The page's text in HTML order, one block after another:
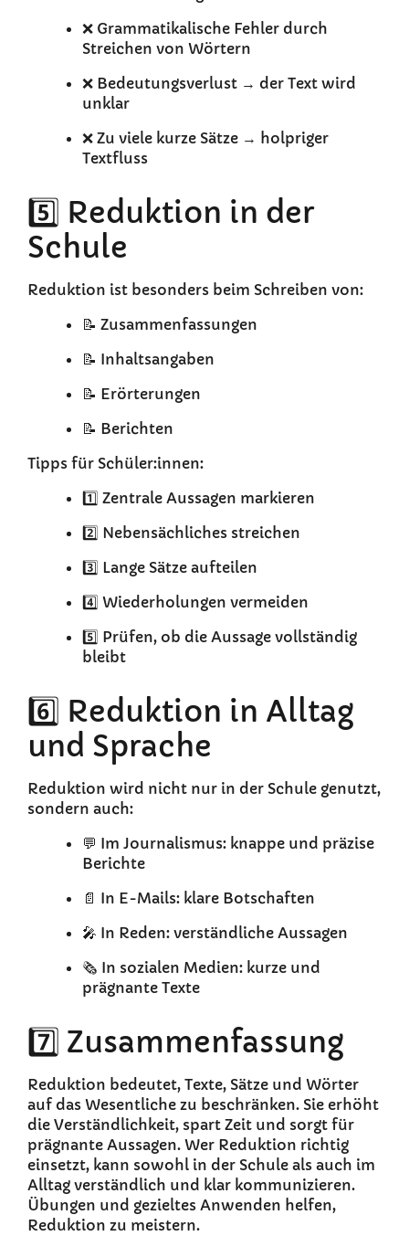
❌ Grammatikalische Fehler durch
Streichen von Wörtern
❌ Bedeutungsverlust → der Text wird
unklar
❌ Zu viele kurze Sätze → holpriger
Textfluss
5️⃣ Reduktion in der
Schule
Reduktion ist besonders beim Schreiben von:
📝 Zusammenfassungen
📝 Inhaltsangaben
📝 Erörterungen
📝 Berichten
Tipps für Schüler:innen:
1️⃣ Zentrale Aussagen markieren
2️⃣ Nebensächliches streichen
3️⃣ Lange Sätze aufteilen
4️⃣ Wiederholungen vermeiden
5️⃣ Prüfen, ob die Aussage vollständig
bleibt
6️⃣ Reduktion in Alltag
und Sprache
Reduktion wird nicht nur in der Schule genutzt,
sondern auch:
💬 Im Journalismus: knappe und präzise
Berichte
📄 In E-Mails: klare Botschaften
🎤 In Reden: verständliche Aussagen
🗞️ In sozialen Medien: kurze und
prägnante Texte
7️⃣ Zusammenfassung
Reduktion bedeutet, Texte, Sätze und Wörter
auf das Wesentliche zu beschränken. Sie erhöht
die Verständlichkeit, spart Zeit und sorgt für
prägnante Aussagen. Wer Reduktion richtig
einsetzt, kann sowohl in der Schule als auch im
Alltag verständlich und klar kommunizieren.
Übungen und gezieltes Anwenden helfen,
Reduktion zu meistern.